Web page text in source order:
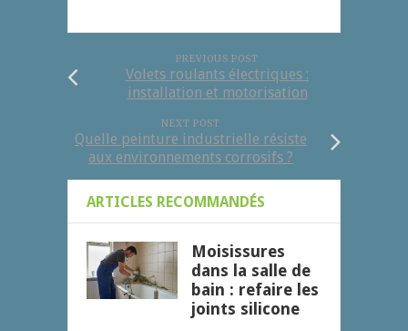
PREVIOUS POST
Volets roulants électriques :
installation et motorisation
NEXT POST
Quelle peinture industrielle résiste
aux environnements corrosifs ?
ARTICLES RECOMMANDÉS
Moisissures
dans la salle de
bain : refaire les
joints silicone